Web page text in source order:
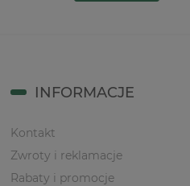
INFORMACJE
Kontakt
Zwroty i reklamacje
Rabaty i promocje